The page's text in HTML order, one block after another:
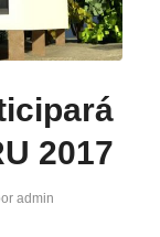
2017
admin